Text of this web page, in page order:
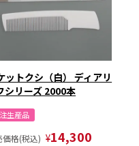
ットクシ（白） ディアリ
シリーズ 2000本
生産品
価格(税込) ¥14,300